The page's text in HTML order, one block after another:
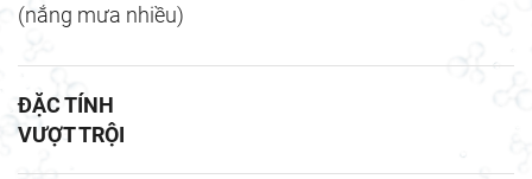
(nắng mưa nhiều)
ĐẶC TÍNH
VƯỢT TRỘI